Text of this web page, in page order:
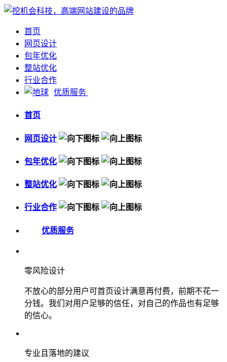
首页
网页设计
包年优化
整站优化
行业合作
优质服务
首页
网页设计
包年优化
整站优化
行业合作
优质服务
零风险设计
不放心的部分用户可首页设计满意再付费，前期不花一
分钱。我们对用户足够的信任，对自己的作品也有足够
的信心。
专业且落地的建议